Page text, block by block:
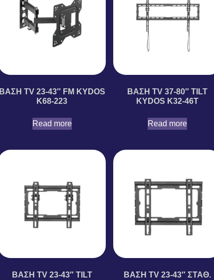
ΒΑΣΗ TV 23-43″ FM KYDOS
K68-223
Read more
ΒΑΣΗ TV 37-80″ TILT
KYDOS K32-46T
Read more
ΒΑΣΗ TV 23-43″ TILT
ΒΑΣΗ TV 23-43″ ΣΤΑΘ.